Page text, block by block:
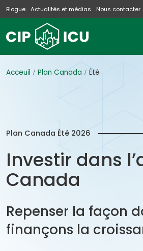
Blogue Actualités et médias Nous contacter
Acceuil Plan Canada Été
Plan Canada Été 2026
Investir dans
Canada
Repenser la façon
finançons la